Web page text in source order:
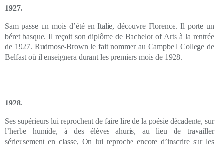
1927.
Sam passe un mois d’été en Italie, découvre Florence. Il porte un
béret basque. Il reçoit son diplôme de Bachelor of Arts à la rentrée
de 1927. Rudmose-Brown le fait nommer au Campbell College de
Belfast où il enseignera durant les premiers mois de 1928.
1928.
Ses supérieurs lui reprochent de faire lire de la poésie décadente, sur
l’herbe humide, à des élèves ahuris, au lieu de travailler
sérieusement en classe, On lui reproche encore d’inscrire sur les